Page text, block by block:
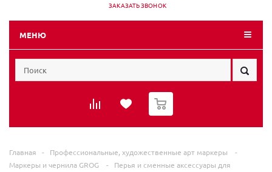
ЗАКАЗАТЬ ЗВОНОК
МЕНЮ
0
Главная - Профессиональные, художественные арт маркеры
-
Маркеры и чернила GROG
-
Перья и сменные аксессуары для